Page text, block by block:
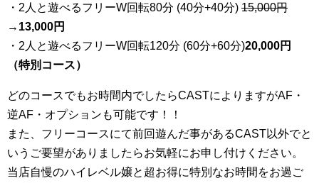
・2人と遊べるフリーW回転80分 (40分+40分) 15,000円
→ 13,000円
・2人と遊べるフリーW回転120分 (60分+60分)20,000円
（特別コース）
どのコースでもお時間内でしたらCASTによりますがAF・
逆AF・オプションも可能です！！
また、フリーコースにて前回遊んだ事があるCAST以外でと
いうご要望がありましたらお気軽にお申し付けください。
当店自慢のハイレベル嬢と超お得に特別なお時間をお過ご